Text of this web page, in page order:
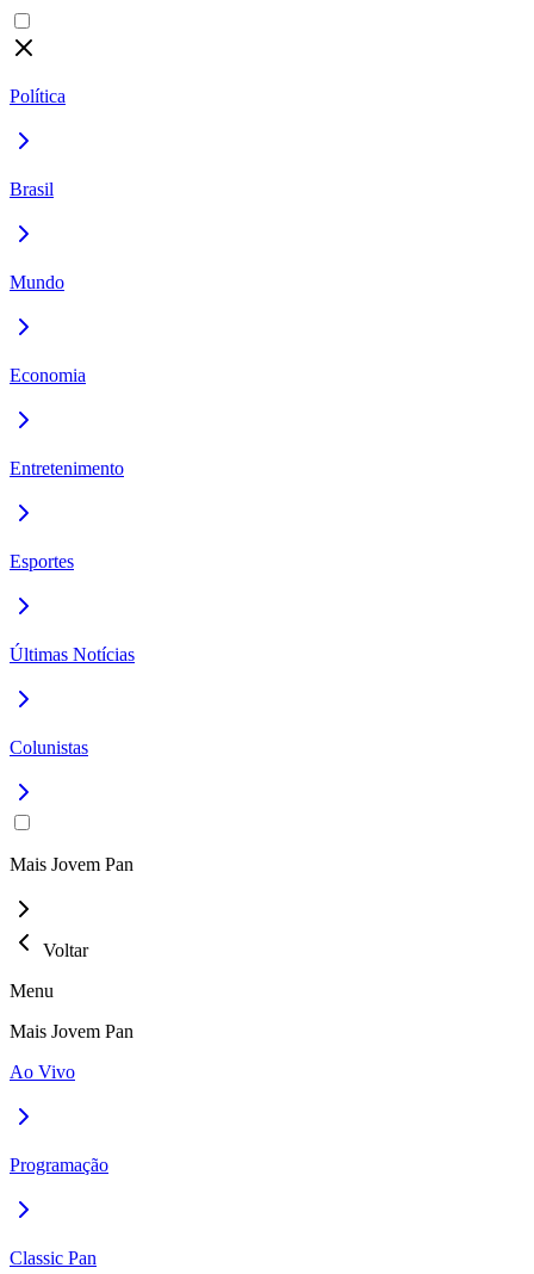
Política
Brasil
Mundo
Economia
Entretenimento
Esportes
Últimas Notícias
Colunistas
Mais Jovem Pan
Voltar
Menu
Mais Jovem Pan
Ao Vivo
Programação
Classic Pan